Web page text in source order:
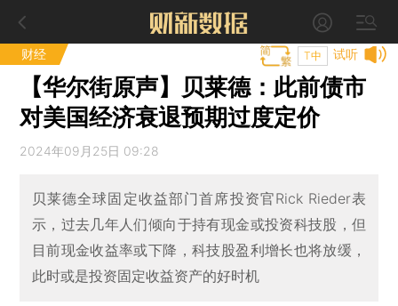
财经 试听
T中
【华尔街原声】贝莱德：此前债市
对美国经济衰退预期过度定价
2024年09月25日 09:28
贝莱德全球固定收益部门首席投资官Rick Rieder表
示，过去几年人们倾向于持有现金或投资科技股，但
目前现金收益率或下降，科技股盈利增长也将放缓，
此时或是投资固定收益资产的好时机